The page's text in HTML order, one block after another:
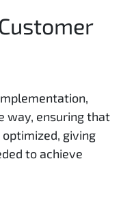
way, ensuring that
giving
to achieve